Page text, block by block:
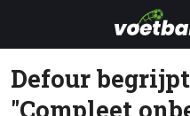
Defour
"Compleet